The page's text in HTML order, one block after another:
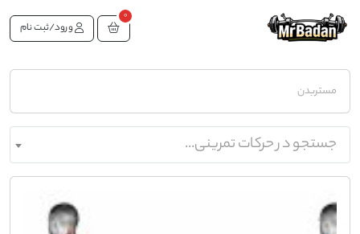
0
ورود/ثبت نام
مستربدن
جستجو در حرکات تمرینی...